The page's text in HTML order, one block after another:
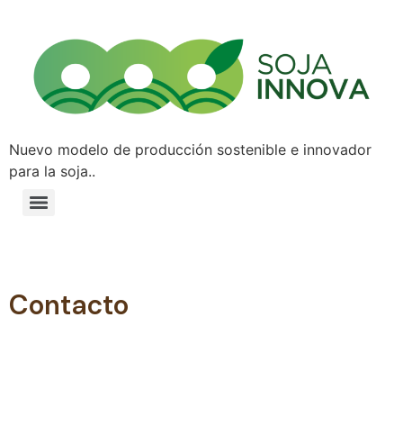
Nuevo modelo de producción sostenible e innovador
para la soja..
Contacto